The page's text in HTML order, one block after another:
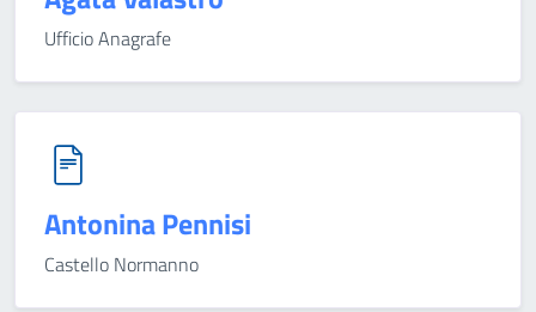
Ufficio Anagrafe
Antonina Pennisi
Castello Normanno